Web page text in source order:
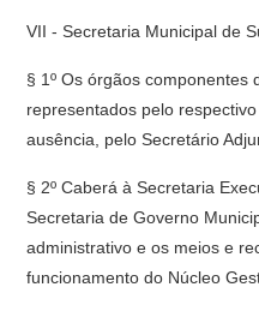
VII - Secretaria Municipal de
§ 1º Os órgãos componentes
representados pelo
ausência, pelo Secretário
§ 2º Caberá à Secretaria
Secretaria de Governo
administrativo e os meios e
funcionamento do Núcleo